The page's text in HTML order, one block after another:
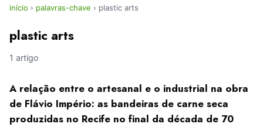
início › palavras-chave › plastic arts
plastic arts
1 artigo
A relação entre o artesanal e o industrial na obra
de Flávio Império: as bandeiras de carne seca
produzidas no Recife no final da década de 70